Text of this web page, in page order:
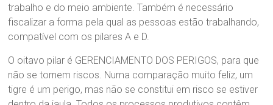
trabalho e do meio ambiente. Também é necessário
fiscalizar a forma pela qual as pessoas estão trabalhando,
compatível com os pilares A e D.
O oitavo pilar é GERENCIAMENTO DOS PERIGOS, para que
não se tornem riscos. Numa comparação muito feliz, um
tigre é um perigo, mas não se constitui em risco se estiver